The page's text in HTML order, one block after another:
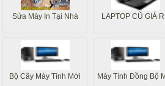
Sửa Máy In Tại Nhà LAPTOP CŨ GIÁ
Bộ Cây Máy Tính Mới Máy Tính Đồng Bộ